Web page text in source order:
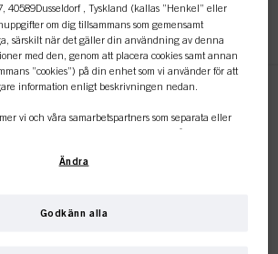
REGISTRERA DIG OCH KÖP
Sustainable
REGISTRERA DIG OCH KÖP
40589Dusseldorf , Tyskland (kallas ”Henkel” eller
om dig tillsammans som gemensamt
särskilt när det gäller din användning av denna
med den, genom att placera cookies samt annan
”cookies”) på din enhet som vi använder för att
information enligt beskrivningen nedan.
vi och våra samarbetspartners som separata eller
enligt vad som anges i vår
att använda cookies och behandla data som rör
. Vi analyserar din användning av denna
Ändra
Godkänn alla